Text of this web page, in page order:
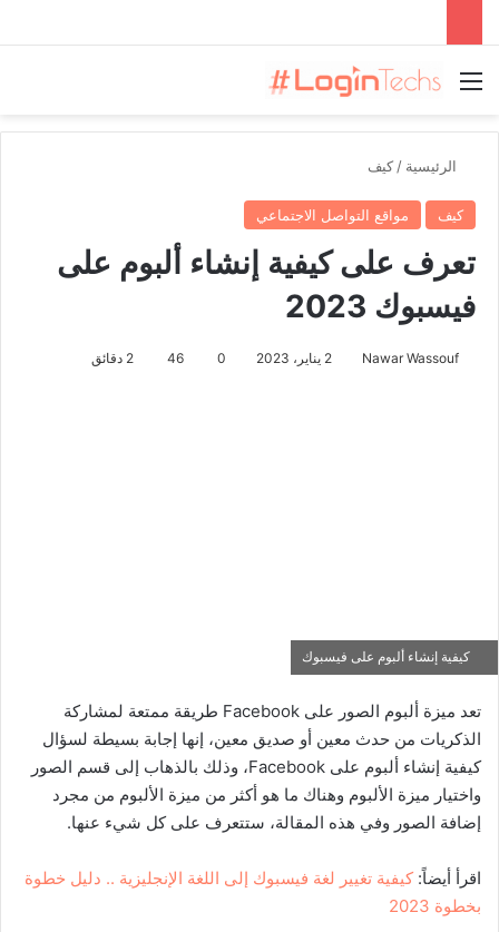
القائمة
الرئيسية /كيف
كيف مواقع التواصل الاجتماعي
تعرف على كيفية إنشاء ألبوم على
فيسبوك 2023
Nawar Wassouf 2 يناير، 2023 0
46
كيفية إنشاء ألبوم على فيسبوك
تعد ميزة ألبوم الصور على Facebook طريقة ممتعة لمشاركة
الذكريات من حدث معين أو صديق معين، إنها إجابة بسيطة لسؤال
كيفية إنشاء ألبوم على Facebook، وذلك بالذهاب إلى قسم الصور
واختيار ميزة الألبوم وهناك ما هو أكثر من ميزة الألبوم من مجرد
إضافة الصور وفي هذه المقالة، ستتعرف على كل شيء عنها.
اقرأ أيضاً: كيفية تغيير لغة فيسبوك إلى اللغة الإنجليزية .. دليل خطوة
بخطوة 2023